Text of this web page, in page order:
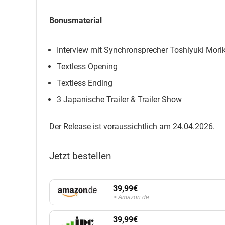
Bonusmaterial
Interview mit Synchronsprecher Toshiyuki
Textless Opening
Textless Ending
3 Japanische Trailer & Trailer Show
Der Release ist voraussichtlich am 24.04.2026.
Jetzt bestellen
39,99€
Amazon.de
39,99€